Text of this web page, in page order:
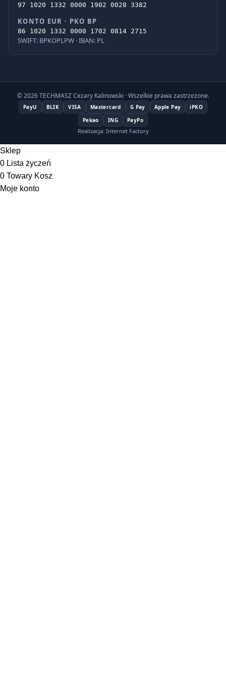
97 1020 1332 0000 1902 0028 3382
KONTO EUR · PKO BP
86 1020 1332 0000 1702 0814 2715
SWIFT: BPKOPLPW · IBAN: PL
© 2026 TECHMASZ Cezary Kalinowski · Wszelkie prawa zastrzeżone.
PayU BLIK VISA Mastercard G Pay Apple Pay
iPKO
Pekao
ING PayPo
Realizacja: Internet Factory
Sklep
0 Lista życzeń
0 Towary Kosz
Moje konto